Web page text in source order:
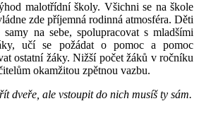
malotřídní školy. Všichni se na škole
zde příjemná rodinná atmosféra. Děti
na sebe, spolupracovat s mladšími
učí se požádat o pomoc a pomoc
ostatní žáky. Nižší počet žáků v ročníku
okamžitou zpětnou vazbu.
dveře, ale vstoupit do nich musíš ty sám.